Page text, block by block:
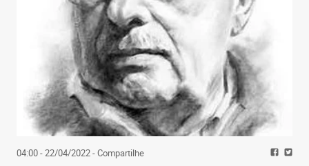
04:00 - 22/04/2022- Compartilhe